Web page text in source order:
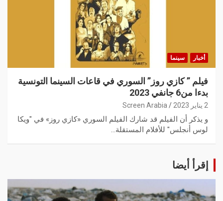
أخبار سينما
فيلم ” كازي روز” السوري في قاعات السينما التونسية
بدءا من6 جانفي 2023
2 يناير 2023 Screen Arabia
و يذكر أن الفيلم قد شارك الفيلم السوري «كازي روز» في "ويكا
لوس أنجلس" للأفلام المستقلة…
إقرأ أيضا